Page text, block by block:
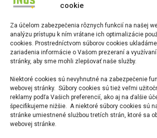
cookie
Za účelom zabezpečenia rôznych funkcií na našej
analýzu prístupu k ním vrátane ich optimalizácie
cookies. Prostredníctvom súborov cookies
zariadenia informácie o Vašom prezeraní a
stránky, aby sme mohli zlepšovať naše služby.
Niektoré cookies sú nevyhnutné na zabezpečenie
webovej stránky. Súbory cookies sú tiež veľmi
reklamy podľa Vašich preferencií, ako aj na ďalšie
špecifikujeme nižšie. A niektoré súbory cookies sú
stránke umiestnené službou tretích strán, ktoré sa
webovej stránke.
5. novembra 2024 Lukas Burin